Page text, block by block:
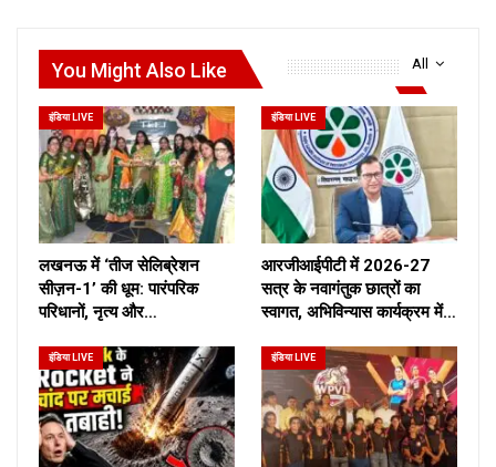
All
You Might Also Like
इंडिया LIVE
लखनऊ में ‘तीज सेलिब्रेशन
सीज़न-1’ की धूम: पारंपरिक
परिधानों, नृत्य और…
इंडिया LIVE
आरजीआईपीटी में 2026-27
सत्र के नवागंतुक छात्रों का
स्वागत, अभिविन्यास कार्यक्रम में…
इंडिया LIVE इंडिया LIVE